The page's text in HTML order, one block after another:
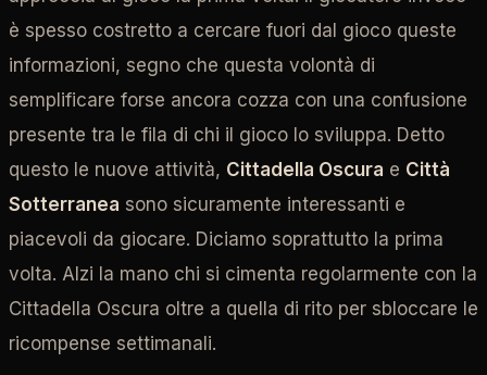
è spesso costretto a cercare fuori dal gioco queste
informazioni, segno che questa volontà di
semplificare forse ancora cozza con una confusione
presente tra le fila di chi il gioco lo sviluppa. Detto
questo le nuove attività, Cittadella Oscura e Città
Sotterranea sono sicuramente interessanti e
piacevoli da giocare. Diciamo soprattutto la prima
volta. Alzi la mano chi si cimenta regolarmente con la
Cittadella Oscura oltre a quella di rito per sbloccare le
ricompense settimanali.